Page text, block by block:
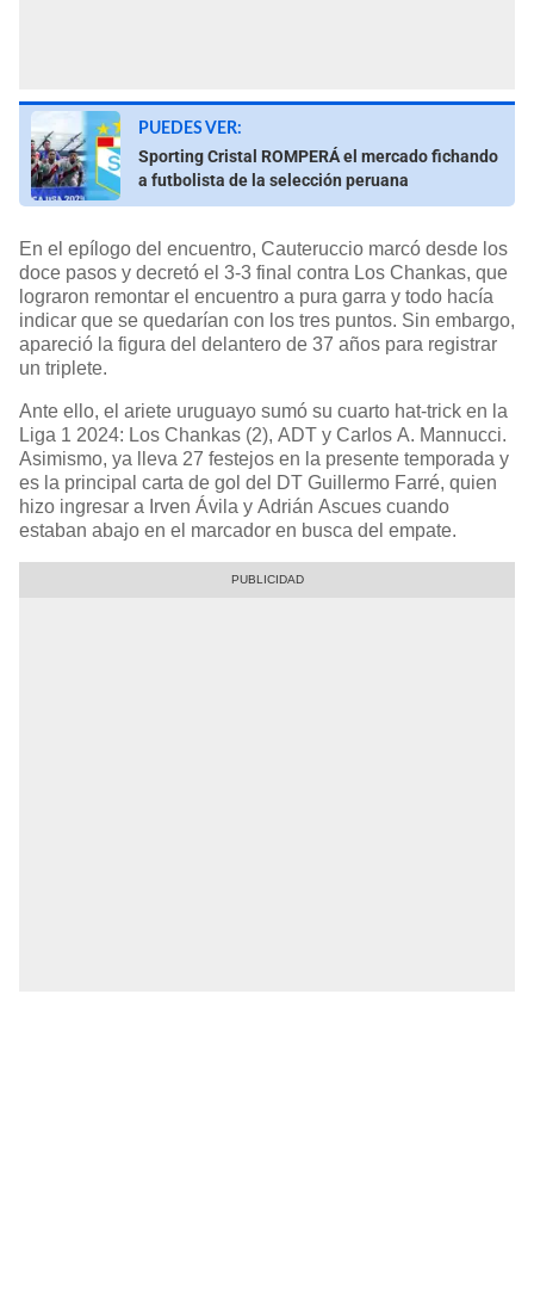
PUEDES VER:
Sporting Cristal ROMPERÁ el mercado fichando
a futbolista de la selección peruana
En el epílogo del encuentro, Cauteruccio marcó desde los
doce pasos y decretó el 3-3 final contra Los Chankas, que
lograron remontar el encuentro a pura garra y todo hacía
indicar que se quedarían con los tres puntos. Sin embargo,
apareció la figura del delantero de 37 años para registrar
un triplete.
Ante ello, el ariete uruguayo sumó su cuarto hat-trick en la
Liga 1 2024: Los Chankas (2), ADT y Carlos A. Mannucci.
Asimismo, ya lleva 27 festejos en la presente temporada y
es la principal carta de gol del DT Guillermo Farré, quien
hizo ingresar a Irven Ávila y Adrián Ascues cuando
estaban abajo en el marcador en busca del empate.